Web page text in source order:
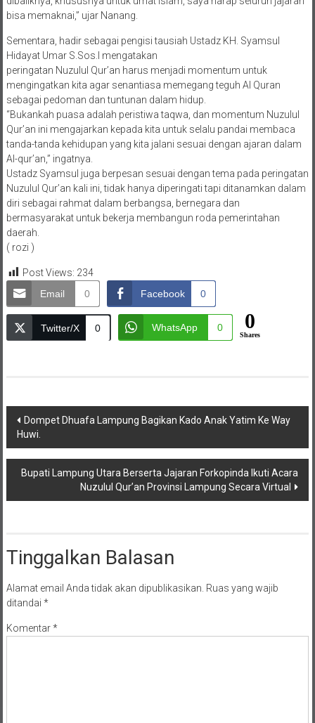
bisa memaknai,” ujar Nanang.
Sementara, hadir sebagai pengisi tausiah Ustadz KH. Syamsul
Hidayat Umar S.Sos.I mengatakan
peringatan Nuzulul Qur’an harus menjadi momentum untuk
mengingatkan kita agar senantiasa memegang teguh Al Quran
sebagai pedoman dan tuntunan dalam hidup.
“Bukankah puasa adalah peristiwa taqwa, dan momentum Nuzulul
Qur’an ini mengajarkan kepada kita untuk selalu pandai membaca
tanda-tanda kehidupan yang kita jalani sesuai dengan ajaran dalam
Al-qur’an,” ingatnya.
Ustadz Syamsul juga berpesan sesuai dengan tema pada peringatan
Nuzulul Qur’an kali ini, tidak hanya diperingati tapi ditanamkan dalam
diri sebagai rahmat dalam berbangsa, bernegara dan
bermasyarakat untuk bekerja membangun roda pemerintahan
daerah.
( rozi )
Post Views: 234
Email
0 Facebook 0
Twitter/X 0 WhatsApp 0 0
Shares
Navigasi
pos
Dompet Dhuafa Lampung Bagikan Kado Anak Yatim Ke Way
Huwi.
Bupati Lampung Utara Berserta Jajaran Forkopinda Ikuti Acara
Nuzulul Qur’an Provinsi Lampung Secara Virtual
Tinggalkan Balasan
Alamat email Anda tidak akan dipublikasikan. Ruas yang wajib
ditandai *
Komentar*